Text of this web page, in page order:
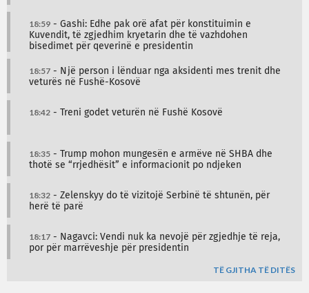
18:59 - Gashi: Edhe pak orë afat për konstituimin e
Kuvendit, të zgjedhim kryetarin dhe të vazhdohen
bisedimet për qeverinë e presidentin
18:57 - Një person i lënduar nga aksidenti mes trenit dhe
veturës në Fushë-Kosovë
18:42 - Treni godet veturën në Fushë Kosovë
18:35 - Trump mohon mungesën e armëve në SHBA dhe
thotë se “rrjedhësit” e informacionit po ndjeken
18:32 - Zelenskyy do të vizitojë Serbinë të shtunën, për
herë të parë
18:17 - Nagavci: Vendi nuk ka nevojë për zgjedhje të reja,
por për marrëveshje për presidentin
TË GJITHA TË DITËS